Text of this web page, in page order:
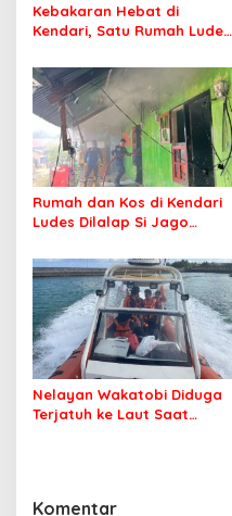
Kebakaran Hebat di
Kendari, Satu Rumah Ludes
Rumah dan Kos di Kendari
Ludes Dilalap Si Jago
Nelayan Wakatobi Diduga
Terjatuh ke Laut Saat
Komentar